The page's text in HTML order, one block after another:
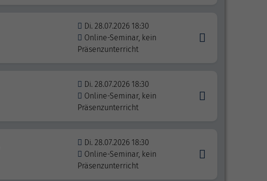
Di. 28.07.2026 18:30
Online-Seminar, kein
Präsenzunterricht
Di. 28.07.2026 18:30
Online-Seminar, kein
Präsenzunterricht
Di. 28.07.2026 18:30
Online-Seminar, kein
Präsenzunterricht